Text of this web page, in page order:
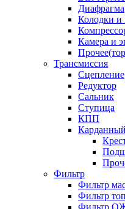
Диафрагма
Колодки и
Камера и
Трансмиссия
Сцепление
Редуктор
Сальник
Ступица
КПП
Фильтр
Фильтр
Фильтр
Фильтр